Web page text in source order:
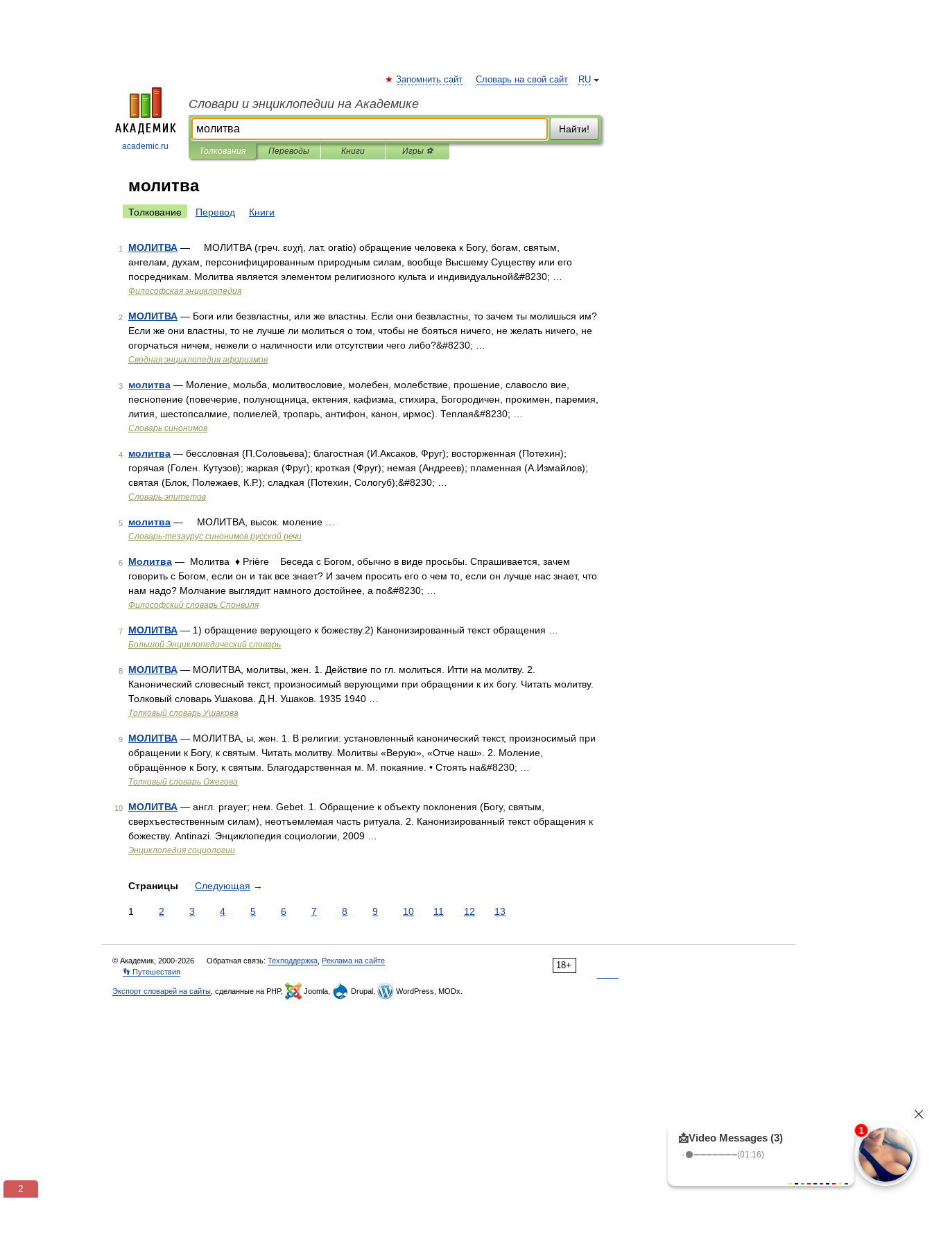
academic.ru
RU
Запомнить сайт Словарь на свой сайт
Словари и энциклопедии на Академике
Найти!
Толкования Переводы Книги Игры ⚽
молитва
Толкование Перевод Книги
1 МОЛИТВА — МОЛИТВА (греч. ευχή, лат. oratio) обращение человека к Богу, богам, святым,
ангелам, духам, персонифицированным природным силам, вообще Высшему Существу или его
посредникам. Молитва является элементом религиозного культа и индивидуальной&#8230; …
Философская энциклопедия
2 МОЛИТВА — Боги или безвластны, или же властны. Если они безвластны, то зачем ты молишься им?
Если же они властны, то не лучше ли молиться о том, чтобы не бояться ничего, не желать ничего, не
огорчаться ничем, нежели о наличности или отсутствии чего либо?&#8230; …
Сводная энциклопедия афоризмов
3 молитва — Моление, мольба, молитвословие, молебен, молебствие, прошение, славосло вие,
песнопение (повечерие, полунощница, ектения, кафизма, стихира, Богородичен, прокимен, паремия,
лития, шестопсалмие, полиелей, тропарь, антифон, канон, ирмос). Теплая&#8230; …
Словарь синонимов
4 молитва — бессловная (П.Соловьева); благостная (И.Аксаков, Фруг); восторженная (Потехин);
горячая (Голен. Кутузов); жаркая (Фруг); кроткая (Фруг); немая (Андреев); пламенная (А.Измайлов);
святая (Блок, Полежаев, К.Р.); сладкая (Потехин, Сологуб);&#8230; …
Словарь эпитетов
5 молитва — МОЛИТВА, высок. моление …
Словарь-тезаурус синонимов русской речи
6 Молитва — Молитва ♦ Prière Беседа с Богом, обычно в виде просьбы. Спрашивается, зачем
говорить с Богом, если он и так все знает? И зачем просить его о чем то, если он лучше нас знает, что
нам надо? Молчание выглядит намного достойнее, а по&#8230; …
Философский словарь Спонвиля
7 МОЛИТВА — 1) обращение верующего к божеству.2) Канонизированный текст обращения …
Большой Энциклопедический словарь
8 МОЛИТВА — МОЛИТВА, молитвы, жен. 1. Действие по гл. молиться. Итти на молитву. 2.
Канонический словесный текст, произносимый верующими при обращении к их богу. Читать молитву.
Толковый словарь Ушакова. Д.Н. Ушаков. 1935 1940 …
Толковый словарь Ушакова
9 МОЛИТВА — МОЛИТВА, ы, жен. 1. В религии: установленный канонический текст, произносимый при
обращении к Богу, к святым. Читать молитву. Молитвы «Верую», «Отче наш». 2. Моление,
обращённое к Богу, к святым. Благодарственная м. М. покаяние. • Стоять на&#8230; …
Толковый словарь Ожегова
10 МОЛИТВА — англ. prayer; нем. Gebet. 1. Обращение к объекту поклонения (Богу, святым,
сверхъестественным силам), неотъемлемая часть ритуала. 2. Канонизированный текст обращения к
божеству. Antinazi. Энциклопедия социологии, 2009 …
Энциклопедия социологии
Страницы Следующая →
1 2 3 4 5 6 7 8 9 10 11 12 13
18+
© Академик, 2000-2026 Обратная связь: Техподдержка Реклама на сайте
👣 Путешествия
Экспорт словарей на сайты , сделанные на PHP, Joomla, Drupal, WordPress, MODx.
1